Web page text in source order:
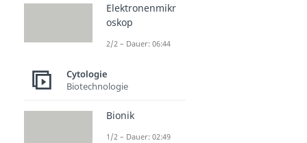
Elektronenmikr
oskop
2/2 – Dauer: 06:44
Cytologie
Biotechnologie
Bionik
1/2 – Dauer: 02:49